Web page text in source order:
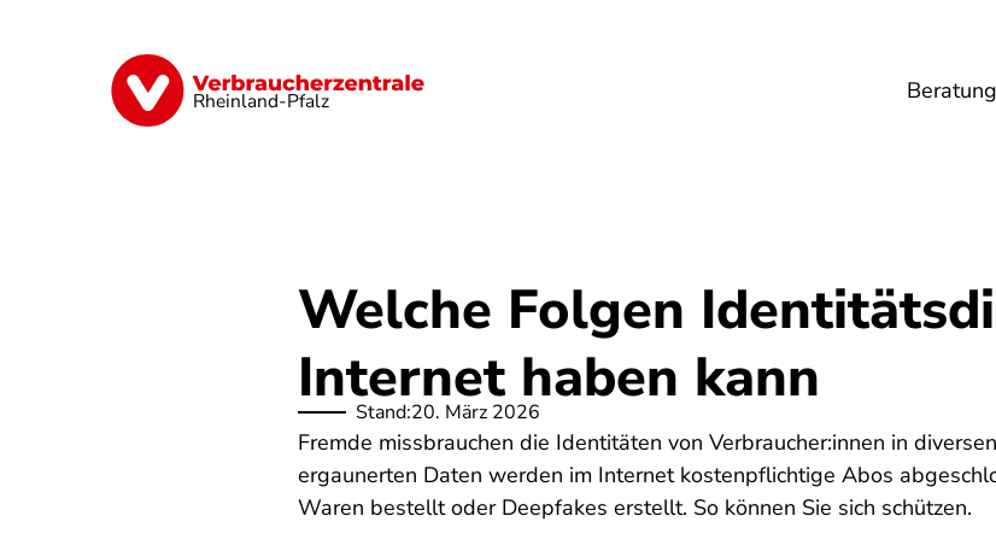
Rheinland-Pfalz Beratung
Digitales Finanzen & Versicherung
Welche Folgen
Internet haben kann
Stand:20. März 2026
Fremde missbrauchen die Identitäten von Verbraucher:innen in
ergaunerten Daten werden im Internet kostenpflichtige Abos
Waren bestellt oder Deepfakes erstellt. So können Sie sich schützen.